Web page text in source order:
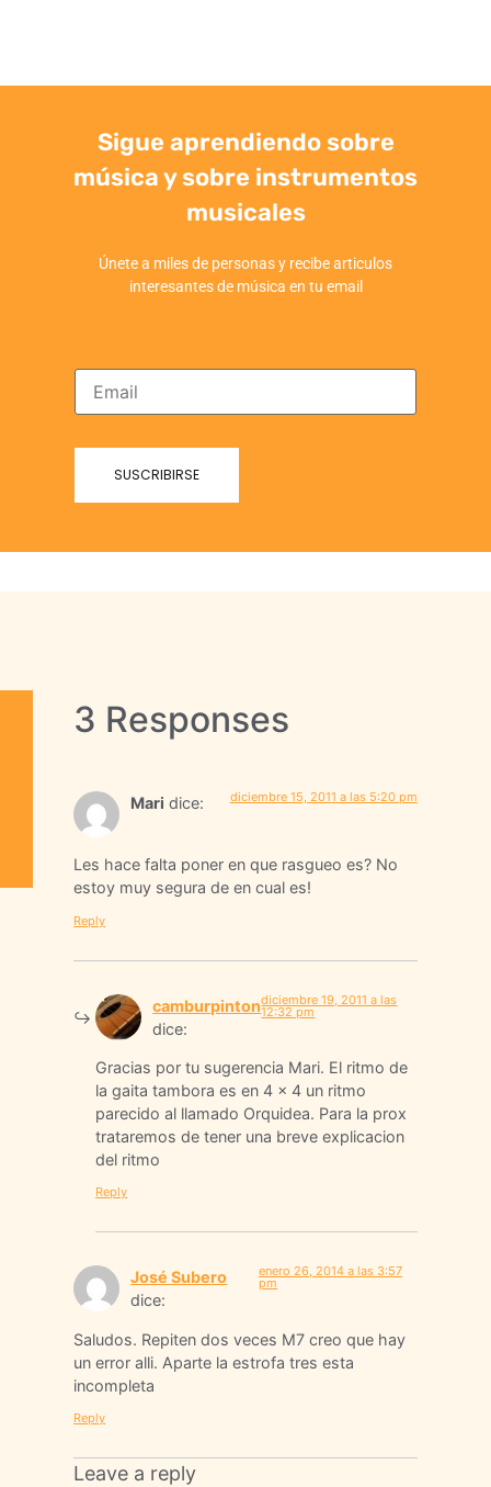
Sigue aprendiendo sobre
música y sobre instrumentos
musicales
Únete a miles de personas y recibe articulos
interesantes de música en tu email
3 Responses
Mari dice: diciembre 15, 2011 a las 5:20 pm
Les hace falta poner en que rasgueo es? No
estoy muy segura de en cual es!
Reply
camburpinton
dice:
diciembre 19, 2011 a las
12:32 pm
Gracias por tu sugerencia Mari. El ritmo de
la gaita tambora es en 4 x 4 un ritmo
parecido al llamado Orquidea. Para la prox
trataremos de tener una breve explicacion
del ritmo
Reply
José Subero
dice:
enero 26, 2014 a las 3:57
pm
Saludos. Repiten dos veces M7 creo que hay
un error alli. Aparte la estrofa tres esta
incompleta
Reply
Leave a reply